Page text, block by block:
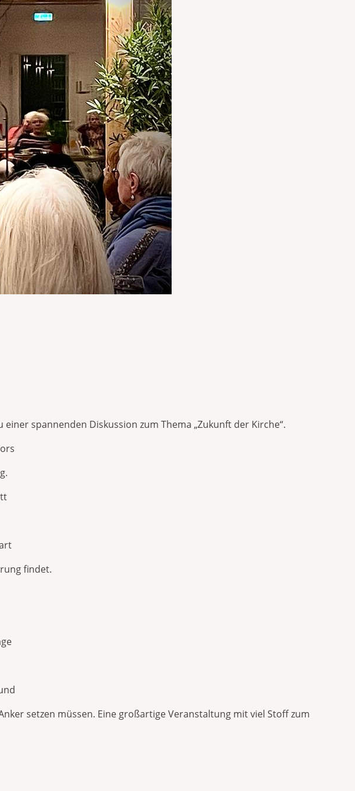
spannenden Diskussion zum Thema „Zukunft der Kirche“.
findet.
setzen müssen. Eine großartige Veranstaltung mit viel Stoff zum